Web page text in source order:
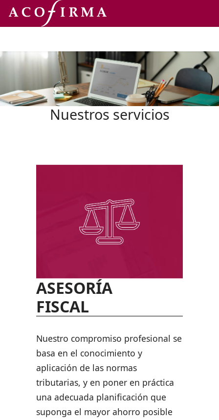
Nuestros servicios
ASESORÍA
FISCAL
Nuestro compromiso profesional se
basa en el conocimiento y
aplicación de las normas
tributarias, y en poner en práctica
una adecuada planificación que
suponga el mayor ahorro posible